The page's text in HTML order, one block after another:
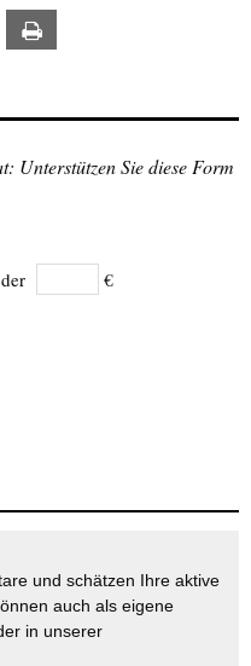
Email
Unterstützen Sie diese Form
€
und schätzen Ihre aktive
auch als eigene
in unserer